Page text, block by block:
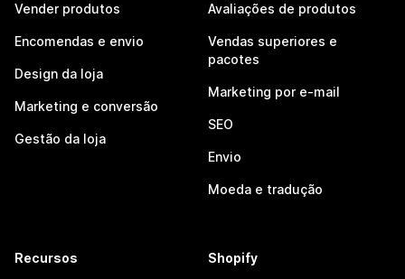
Vender produtos
Encomendas e envio
Design da loja
Marketing e conversão
Gestão da loja
Avaliações de produtos
Vendas superiores e
pacotes
Marketing por e-mail
SEO
Envio
Moeda e tradução
Recursos Shopify